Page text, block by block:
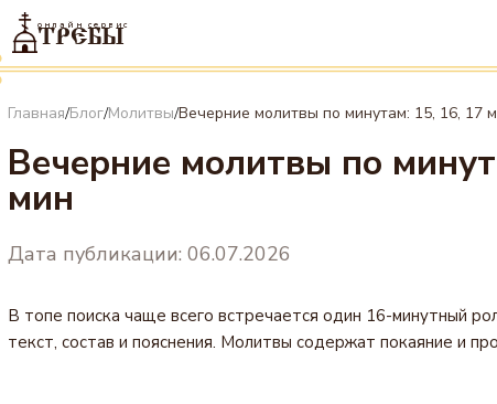
онлайн сервис
ТРЕБЫ
Главная/Блог/Молитвы/Вечерние молитвы по минутам: 15, 16, 17
Вечерние молитвы по
мин
Дата публикации: 06.07.2026
В топе поиска чаще всего встречается один 16-минутный
текст, состав и пояснения. Молитвы содержат покаяние и